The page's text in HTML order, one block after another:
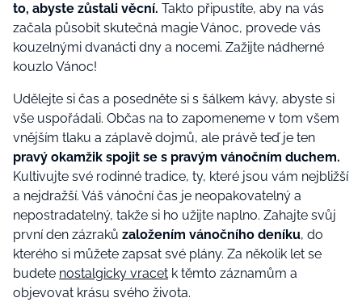
to, abyste zůstali věcní. Takto připustíte, aby na vás
začala působit skutečná magie Vánoc, provede vás
kouzelnými dvanácti dny a nocemi. Zažijte nádherné
kouzlo Vánoc!
Udělejte si čas a posedněte si s šálkem kávy, abyste si
vše uspořádali. Občas na to zapomeneme v tom všem
vnějším tlaku a záplavě dojmů, ale právě teď je ten
pravý okamžik spojit se s pravým vánočním duchem.
Kultivujte své rodinné tradice, ty, které jsou vám nejbližší
a nejdražší. Váš vánoční čas je neopakovatelný a
nepostradatelný, takže si ho užijte naplno. Zahajte svůj
prvníden zázraků založením vánočního deníku, do
kterého si můžete zapsat své plány. Za několik let se
budete nostalgicky vracet k těmto záznamům a
objevovat krásu svého života.